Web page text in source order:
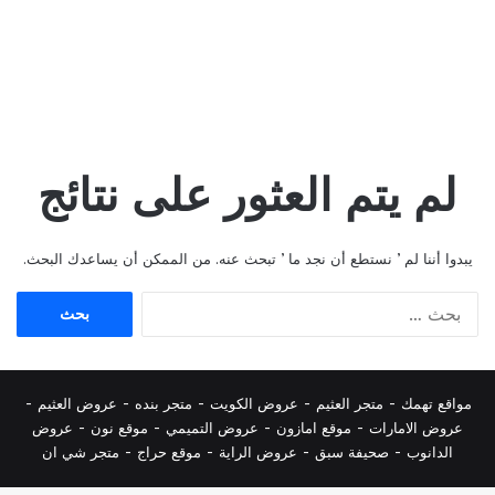
لم يتم العثور على نتائج
يبدوا أننا لم ’ نستطع أن نجد ما ’ تبحث عنه. من الممكن أن يساعدك البحث.
مواقع تهمك - متجر العثيم - عروض الكويت - متجر بنده - عروض العثيم -
عروض الامارات - موقع امازون - عروض التميمي - موقع نون - عروض
الدانوب - صحيفة سبق - عروض الراية - موقع حراج - متجر شي ان